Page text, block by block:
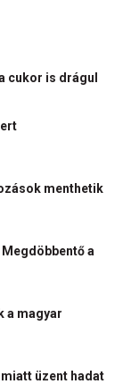
cukor is drágul
menthetik
a
a magyar
üzent hadat